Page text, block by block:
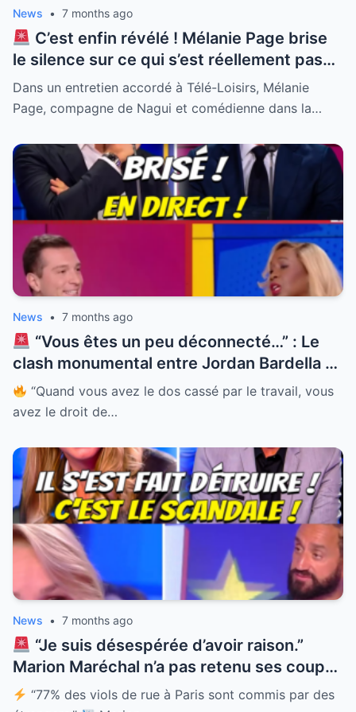
News • 7 months ago
C’est enfin révélé ! Mélanie Page brise
le silence sur ce qui s’est réellement passé
en coulisses avec Natasha St-Pier. Alors
que tout le monde s’interrogeait sur
culte, la compagne de Nagui a lâché une
phrase qui en dit long sur leur relation loin
des caméras. Personne ne s’attendait à
une telle confession sur leur dynamique.
Découvrez la vérité sur cette rencontre
inattendue qui fait trembler la sphère
médiatique et change tout ce que vous
pensiez savoir.
Dans un entretien accordé à Télé-Loisirs, Mélanie
Page, compagne de Nagui et comédienne dans la…
News • 7 months ago
“Vous êtes un peu déconnecté…” : Le
clash monumental entre Jordan Bardella et
l’avocat Charles Consigny !
Ce dernier a
tenté de donner une leçon de “réalité” au
simple “Instagrammeur” sans expérience.
La réponse de Bardella a été cinglante,
renvoyant l’avocat parisien à son “mépris
de classe” et à sa méconnaissance totale
de la vie des Français.
Entre piques sur
les scores électoraux et débat houleux sur
Saint-Denis, regardez comment Bardella a
recadré Consigny en direct ! La vidéo
explosive est juste ici !
“Quand vous avez le dos cassé par le travail, vous
avez le droit de…
News • 7 months ago
“Je suis désespérée d’avoir raison.”
Marion Maréchal n’a pas retenu ses coups
face à Gilles Verdez !
Entre la polémique
“77% des viols de rue à Paris sont commis par des